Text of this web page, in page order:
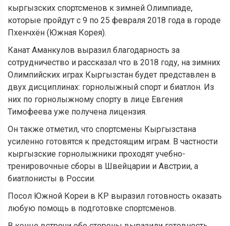
кыргызских спортсменов к зимней Олимпиаде,
которые пройдут с 9 по 25 февраля 2018 года в городе
Пхенчхён (Южная Корея).
Канат Аманкулов выразил благодарность за
сотрудничество и рассказал что в 2018 году, на зимних
Олимпийских играх Кыргызстан будет представлен в
двух дисциплинах: горнолыжный спорт и биатлон. Из
них по горнолыжному спорту в лице Евгения
Тимофеева уже получена лицензия.
Он также отметил, что спортсмены Кыргызстана
усиленно готовятся к предстоящим играм. В частности
кыргызские горнолыжники проходят учебно-
тренировочные сборы в Швейцарии и Австрии, а
биатлонисты в России.
Посол Южной Кореи в КР выразил готовность оказать
любую помощь в подготовке спортсменов.